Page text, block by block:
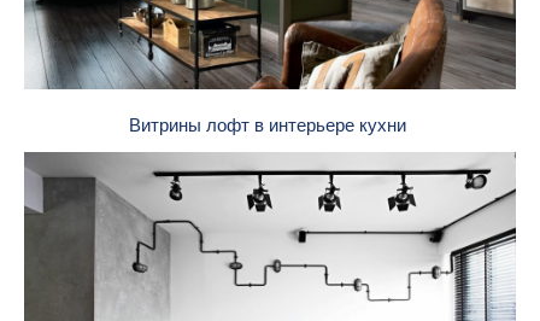
Витрины лофт в интерьере кухни